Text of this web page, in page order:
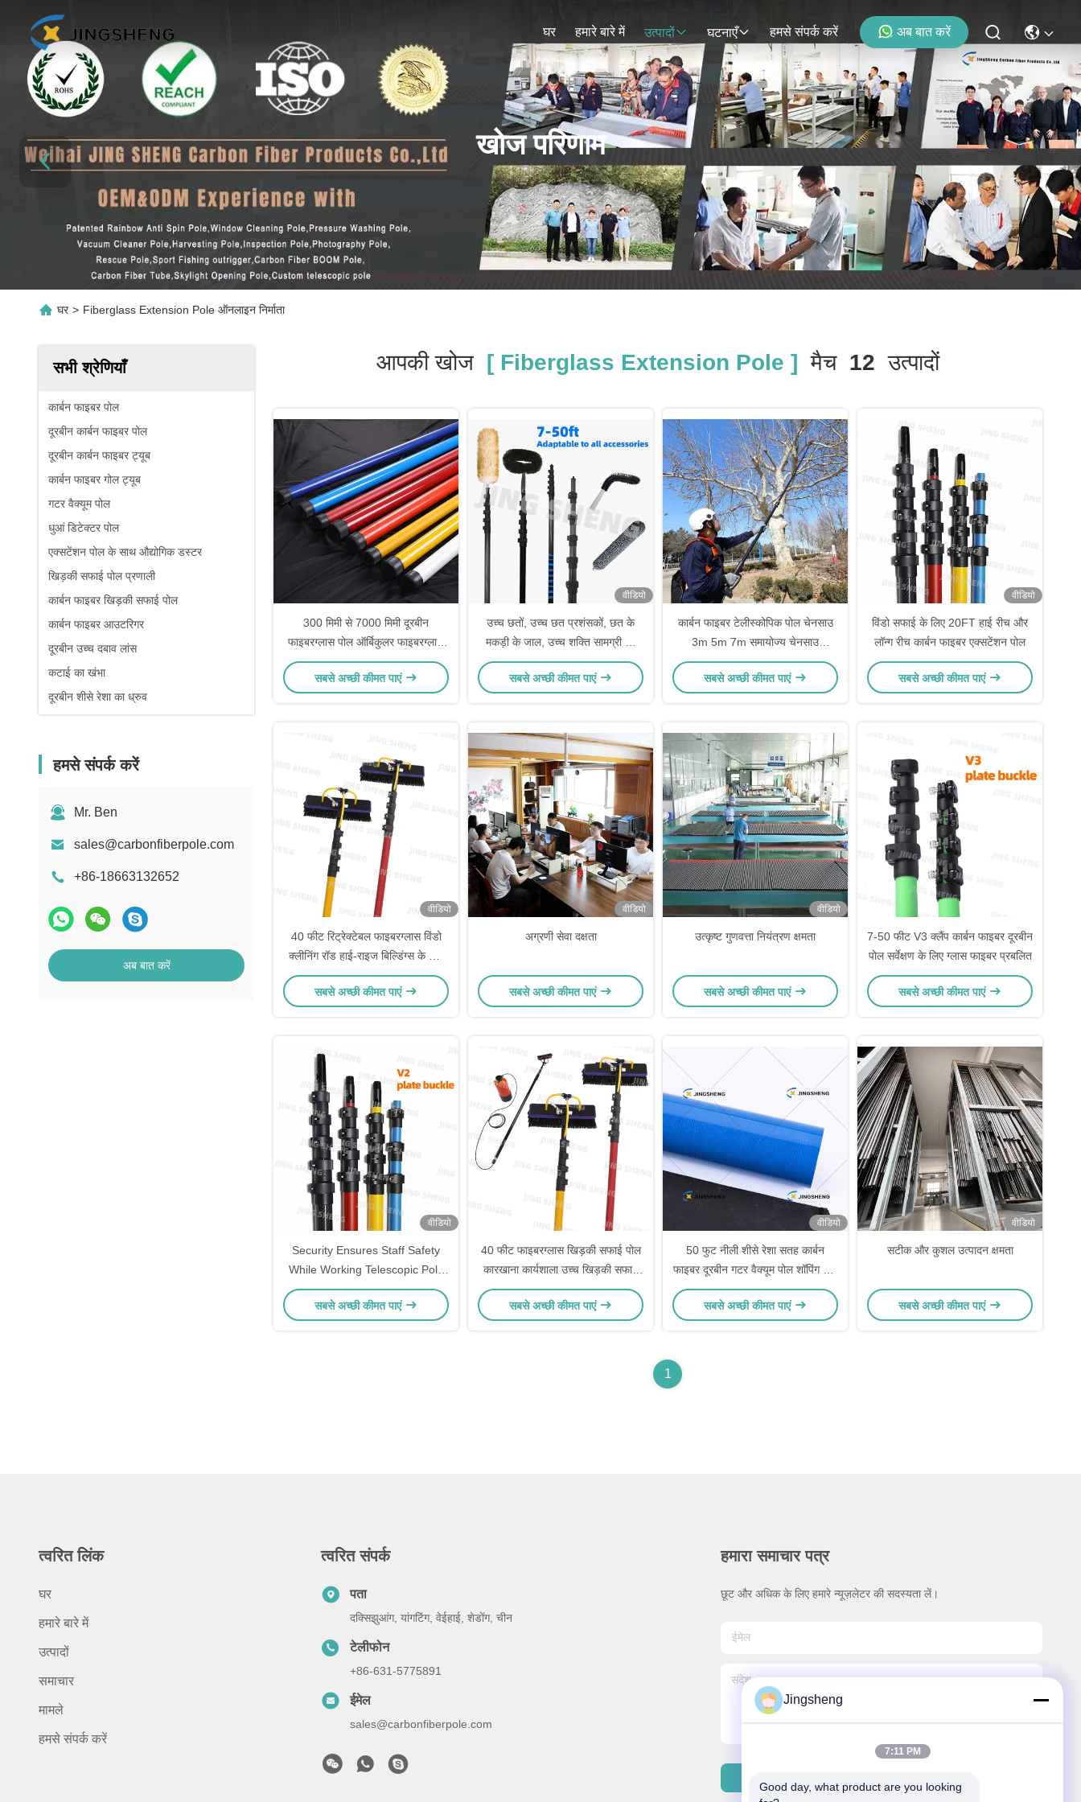
घर हमारे बारे में उत्पादों घटनाएँ हमसे संपर्क करें अब बात करें
खोज परिणाम
घर > Fiberglass Extension Pole ऑनलाइन निर्माता
सभी श्रेणियाँ
कार्बन फाइबर पोल
दूरबीन कार्बन फाइबर पोल
दूरबीन कार्बन फाइबर ट्यूब
कार्बन फाइबर गोल ट्यूब
गटर वैक्यूम पोल
धुआं डिटेक्टर पोल
एक्सटेंशन पोल के साथ औद्योगिक डस्टर
खिड़की सफाई पोल प्रणाली
कार्बन फाइबर खिड़की सफाई पोल
कार्बन फाइबर आउटरिगर
दूरबीन उच्च दबाव लांस
कटाई का खंभा
दूरबीन शीसे रेशा का ध्रुव
हमसे संपर्क करें
Mr. Ben
sales@carbonfiberpole.com
+86-18663132652
अब बात करें
आपकी खोज [ Fiberglass Extension Pole ] मैच 12 उत्पादों
300 मिमी से 7000 मिमी दूरबीन
फाइबरग्लास पोल ऑर्बिकुलर फाइबरग्लास
एक्सटेंशन पोल
सबसे अच्छी कीमत पाएं
वीडियो
उच्च छतों, उच्च छत प्रशंसकों, छत के
मकड़ी के जाल, उच्च शक्ति सामग्री की
सफाई के लिए विस्तार पोल के साथ 50ft
औद्योगिक डस्टर
सबसे अच्छी कीमत पाएं
कार्बन फाइबर टेलीस्कोपिक पोल चेनसाउ
3m 5m 7m समायोज्य चेनसाउ
एक्सटेंशन पोल
सबसे अच्छी कीमत पाएं
वीडियो
विंडो सफाई के लिए 20FT हाई रीच और
लॉन्ग रीच कार्बन फाइबर एक्सटेंशन पोल
सबसे अच्छी कीमत पाएं
वीडियो
40 फीट रिट्रेक्टेबल फाइबरग्लास विंडो
क्लीनिंग रॉड हाई-राइज बिल्डिंग्स के लिए
स्थायित्व मजबूत क्लैंप
सबसे अच्छी कीमत पाएं
वीडियो
अग्रणी सेवा दक्षता
सबसे अच्छी कीमत पाएं
वीडियो
उत्कृष्ट गुणवत्ता नियंत्रण क्षमता
सबसे अच्छी कीमत पाएं
7-50 फीट V3 क्लैंप कार्बन फाइबर दूरबीन
पोल सर्वेक्षण के लिए ग्लास फाइबर प्रबलित
सबसे अच्छी कीमत पाएं
वीडियो
Security Ensures Staff Safety
While Working Telescopic Pole
Customization OEM Durable
Lightweight and Adjustable
सबसे अच्छी कीमत पाएं
40 फीट फाइबरग्लास खिड़की सफाई पोल
कारखाना कार्यशाला उच्च खिड़की सफाई
OEM
सबसे अच्छी कीमत पाएं
वीडियो
50 फुट नीली शीसे रेशा सतह कार्बन
फाइबर दूरबीन गटर वैक्यूम पोल शॉपिंग मॉल
के लिए जिम उच्च वृद्धि आंतरिक
सबसे अच्छी कीमत पाएं
वीडियो
सटीक और कुशल उत्पादन क्षमता
सबसे अच्छी कीमत पाएं
1
त्वरित लिंक
घर
हमारे बारे में
उत्पादों
समाचार
मामले
हमसे संपर्क करें
त्वरित संपर्क
पता
दक्सिझुआंग, यांगटिंग, वेईहाई, शेडोंग, चीन
टेलीफोन
+86-631-5775891
ईमेल
sales@carbonfiberpole.com
हमारा समाचार पत्र
छूट और अधिक के लिए हमारे न्यूज़लेटर की सदस्यता लें।
Jingsheng
7:11 PM
Good day, what product are you looking